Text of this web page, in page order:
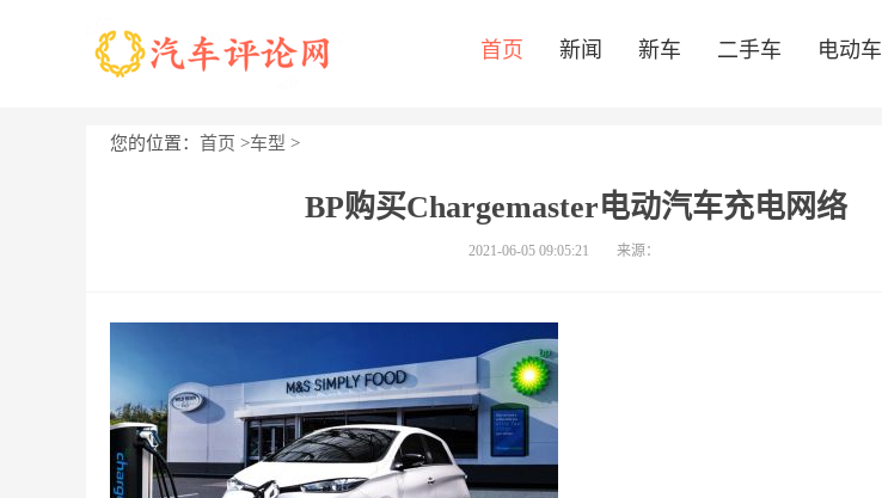
首页 新闻 新车 二手车 电动车
您的位置： 首页 >车型 >
BP购买Chargemaster电动汽车充电网络
2021-06-05 09:05:21 来源：